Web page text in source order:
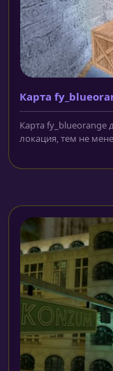
Карта
Карта fy_blueorange
локация, тем не